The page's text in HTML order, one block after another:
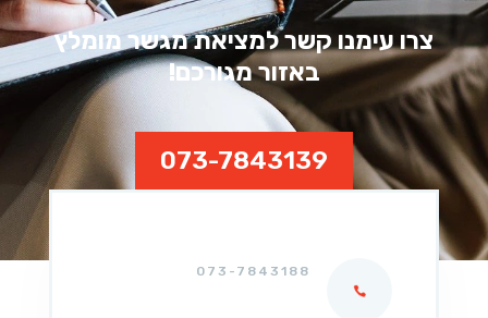
צרו עימנו קשר למציאת מגשר מומלץ
באזור מגורכם!
073-7843139
073-7843188